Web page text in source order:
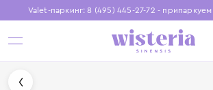
Valet-паркинг: 8 (495) 445-27-72 -
Бесплатная доставка при заказе от
Установите приложение, чтобы покупки